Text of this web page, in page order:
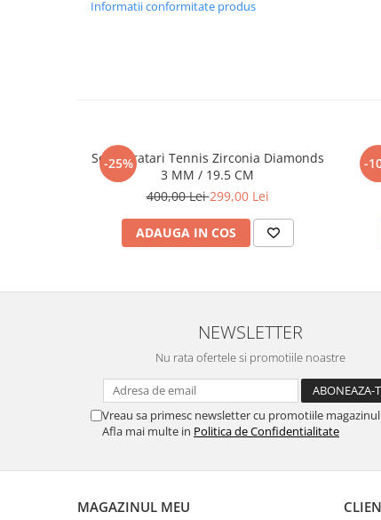
Informatii conformitate produs
-25%
Set 5 Bratari Tennis Zirconia Diamonds
3 MM / 19.5 CM
400,00 Lei299,00 Lei
ADAUGA IN COS
-
NEWSLETTER
Nu rata ofertele si promotiile noastre
Vreau sa primesc newsletter cu promotiile
Afla mai multe in Politica de Confidentialitate
MAGAZINUL MEU